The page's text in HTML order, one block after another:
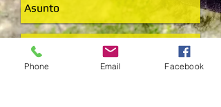
Phone Email Facebook